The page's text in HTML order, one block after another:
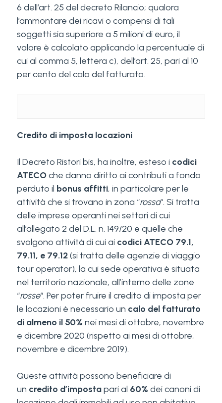
6 dell’art. 25 del decreto Rilancio; qualora
l’ammontare dei ricavi o compensi di tali
soggetti sia superiore a 5 milioni di euro, il
valore è calcolato applicando la percentuale di
cui al comma 5, lettera c), dell’art. 25, pari al 10
per cento del calo del fatturato.
Credito di imposta locazioni
Il Decreto Ristori bis, ha inoltre, esteso i codici
ATECOche danno diritto ai contributi a fondo
perduto il bonus affitti, in particolare per le
attività che si trovano in zona “rossa“. Si tratta
delle imprese operanti nei settori di cui
all’allegato 2 del D.L. n. 149/20 e quelle che
svolgono attività di cui ai codici ATECO 79.1,
79.11, e 79.12(si tratta delle agenzie di viaggio
tour operator), la cui sede operativa è situata
nel territorio nazionale, all’interno delle zone
“rosse“. Per poter fruire il credito di imposta per
le locazioni è necessario un calo del fatturato
di almeno il 50% nei mesi di ottobre, novembre
e dicembre 2020 (rispetto ai mesi di ottobre,
novembre e dicembre 2019).
Queste attività possono beneficiare di
un credito d’impostapari al 60% dei canoni di